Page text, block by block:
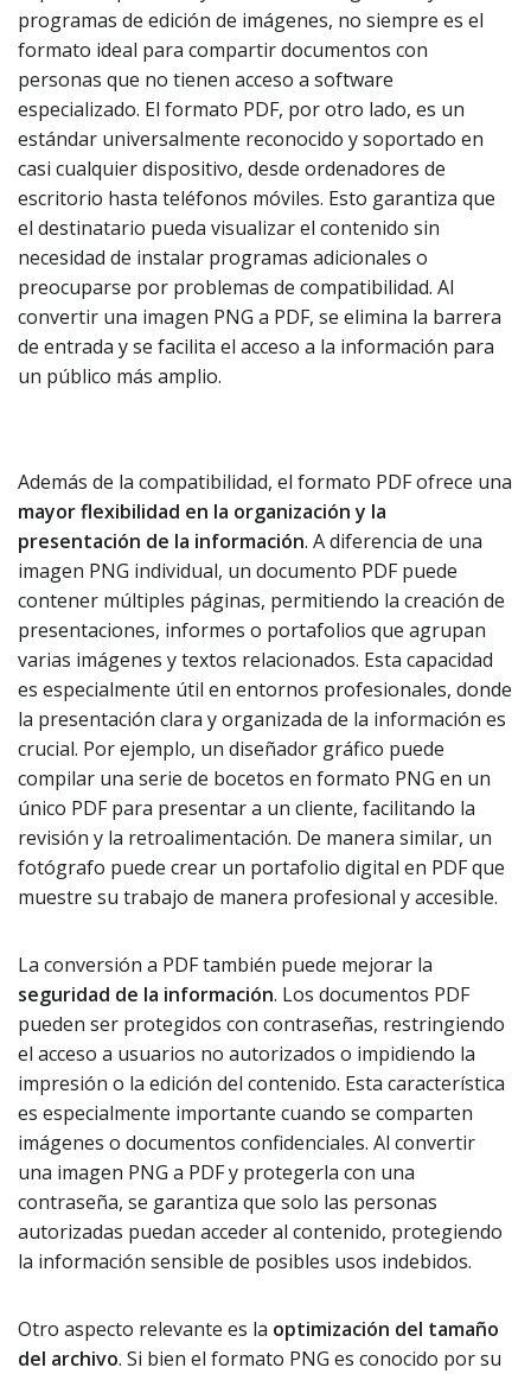
programas de edición de imágenes, no siempre es el
formato ideal para compartir documentos con
personas que no tienen acceso a software
especializado. El formato PDF, por otro lado, es un
estándar universalmente reconocido y soportado en
casi cualquier dispositivo, desde ordenadores de
escritorio hasta teléfonos móviles. Esto garantiza que
el destinatario pueda visualizar el contenido sin
necesidad de instalar programas adicionales o
preocuparse por problemas de compatibilidad. Al
convertir una imagen PNG a PDF, se elimina la barrera
de entrada y se facilita el acceso a la información para
un público más amplio.
Además de la compatibilidad, el formato PDF ofrece una
mayor flexibilidad en la organización y la
presentación de la información. A diferencia de una
imagen PNG individual, un documento PDF puede
contener múltiples páginas, permitiendo la creación de
presentaciones, informes o portafolios que agrupan
varias imágenes y textos relacionados. Esta capacidad
es especialmente útil en entornos profesionales, donde
la presentación clara y organizada de la información es
crucial. Por ejemplo, un diseñador gráfico puede
compilar una serie de bocetos en formato PNG en un
único PDF para presentar a un cliente, facilitando la
revisión y la retroalimentación. De manera similar, un
fotógrafo puede crear un portafolio digital en PDF que
muestre su trabajo de manera profesional y accesible.
La conversión a PDF también puede mejorar la
seguridad de la información. Los documentos PDF
pueden ser protegidos con contraseñas, restringiendo
el acceso a usuarios no autorizados o impidiendo la
impresión o la edición del contenido. Esta característica
es especialmente importante cuando se comparten
imágenes o documentos confidenciales. Al convertir
una imagen PNG a PDF y protegerla con una
contraseña, se garantiza que solo las personas
autorizadas puedan acceder al contenido, protegiendo
la información sensible de posibles usos indebidos.
Otro aspecto relevante es la optimización del tamaño
del archivo. Si bien el formato PNG es conocido por su